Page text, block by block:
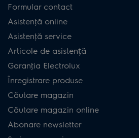
Formular contact
Asistenţă online
Asistenţă service
Articole de asistență
Garanţia Electrolux
Înregistrare produse
Căutare magazin
Căutare magazin online
Abonare newsletter